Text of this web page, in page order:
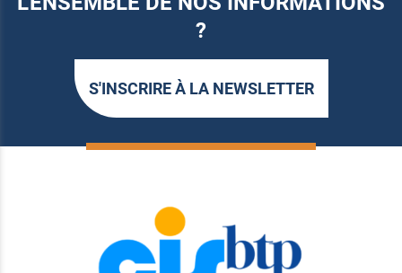
?
S'INSCRIRE À LA NEWSLETTER